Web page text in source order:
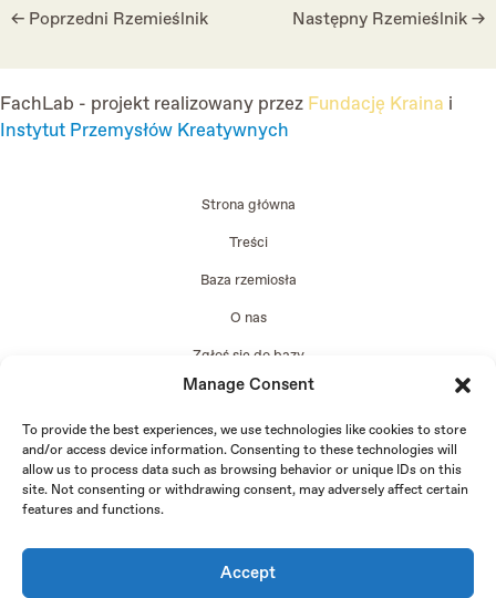
Manage Consent
To provide the best experiences, we use technologies like cookies to store
and/or access device information. Consenting to these technologies will
allow us to process data such as browsing behavior or unique IDs on this
site. Not consenting or withdrawing consent, may adversely affect certain
features and functions.
Accept
Post
← Poprzedni Rzemieślnik Następny Rzemieślnik→
FachLab - projekt realizowany przez Fundację Kraina i
Instytut Przemysłów Kreatywnych
Strona główna
Treści
Baza rzemiosła
O nas
Zgłoś się do bazy
Edycja 2024